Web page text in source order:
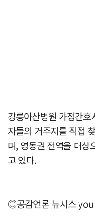
강릉아산병원 가정간
자들의 거주지를 직접
며, 영동권 전역을 대상
고 있다.
◎공감언론 뉴시스